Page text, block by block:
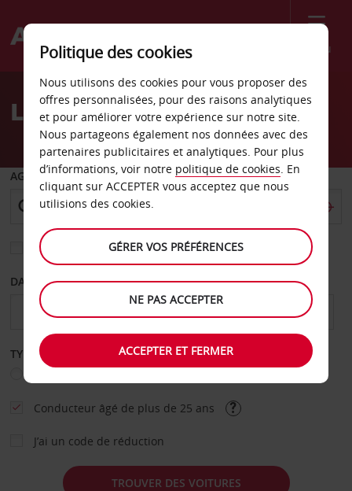
Menu
Welcome
AvisLocation de voiture Lomé
AGENCE DE DÉPART
Sélectionnez une autre agence de retour
DATE DE DÉPART DATE DE RETOUR
TYPE DE LOCATION
Conducteur âgé de plus de 25 ans
J’ai un code de réduction
TROUVER DES VOITURES
Politique des cookies
Nous utilisons des cookies pour vous proposer des
offres personnalisées, pour des raisons analytiques
et pour améliorer votre expérience sur notre site.
Nous partageons également nos données avec des
partenaires publicitaires et analytiques. Pour plus
d’informations, voir notre politique de cookies. En
cliquant sur ACCEPTER vous acceptez que nous
utilisions des cookies.
GÉRER VOS PRÉFÉRENCES
NE PAS ACCEPTER
ACCEPTER ET FERMER